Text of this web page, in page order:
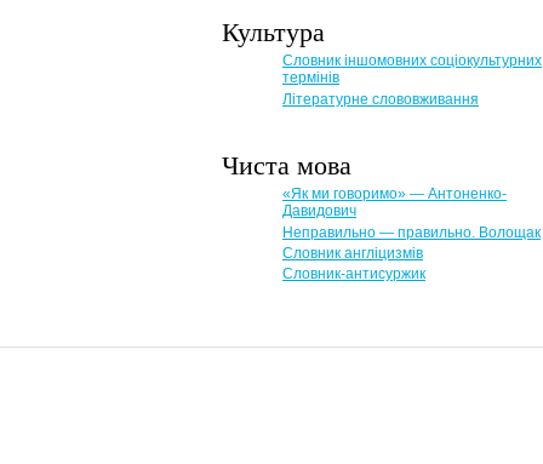
Культура
Словник іншомовних соціокультурних
термінів
Літературне слововживання
Чиста мова
«Як ми говоримо» — Антоненко-
Давидович
Неправильно — правильно. Волощак
Словник англіцизмів
Словник-антисуржик